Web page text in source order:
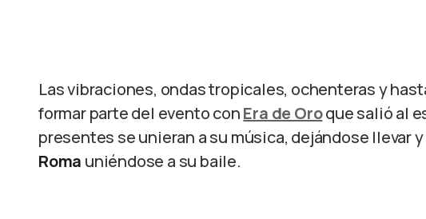
Las vibraciones, ondas tropicales, ochenteras y
formar parte del evento conEra de Oroque salió al
presentes se unieran a su música, dejándose llevar
Roma uniéndose a su baile.